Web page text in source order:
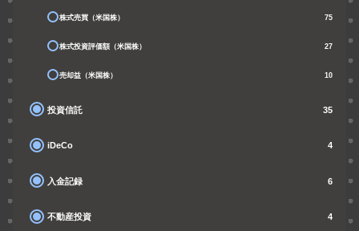
株式売買（米国株） 75
株式投資評価額（米国株） 27
売却益（米国株） 10
投資信託 35
iDeCo 4
入金記録 6
不動産投資 4